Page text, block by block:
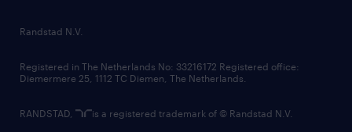
country websites
Randstad N.V.
Registered in The Netherlands No: 33216172 Registered office:
Diemermere 25, 1112 TC Diemen, The Netherlands.
RANDSTAD, is a registered trademark of © Randstad N.V.